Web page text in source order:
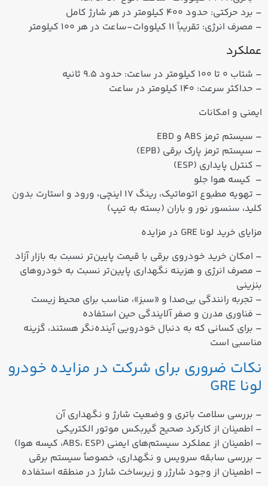
– برد حرکتی: حدود ۴۰۰ کیلومتر در هر شارژ کامل
– مصرف انرژی: تقریباً ۱۱ کیلووات‑ساعت در هر ۱۰۰ کیلومتر
عملکرد
– شتاب ۰ تا ۱۰۰ کیلومتر در ساعت: حدود ۹.۵ ثانیه
– حداکثر سرعت: ۱۴۰ کیلومتر در ساعت
ایمنی و امکانات
– سیستم ترمز ABS و EBD
– سیستم ترمز پارک برقی (EPB)
– کنترل پایداری (ESP)
– کیسه هوا جلو
– تهویه مطبوع اتوماتیک، رینگ ۱۷ اینچی، ورود و استارت بدون
کلید، سنسور نور و باران (بسته به تیپ)
مزایای خرید لونا GRE در مزایده
– امکان خرید خودروی برقی با قیمت پایین‌تر نسبت به بازار آزاد
– مصرف انرژی و هزینه نگهداری پایین‌تر نسبت به خودروهای
بنزینی
– تجربه رانندگی بی‌صدا و «سبز»، مناسب برای محیط زیست
– فناوری مدرن و صفر آلایندگی حین استفاده
– برای کسانی که به دنبال خودرویی آینده‌نگر هستند، گزینه
مناسبی است
نکات ضروری برای شرکت در مزایده خودرو
لونا GRE
– بررسی سلامت باتری و وضعیت شارژ و نگهداری آن
– اطمینان از کارکرد صحیح گیربکس موتور الکتریکی
– اطمینان از عملکرد سیستم‌های ایمنی (ABS، ESP، کیسه هوا)
– بررسی سابقه سرویس و نگهداری، خصوصاً سیستم برقی
– اطمینان از وجود شارژر و زیرساخت شارژ در منطقه استفاده